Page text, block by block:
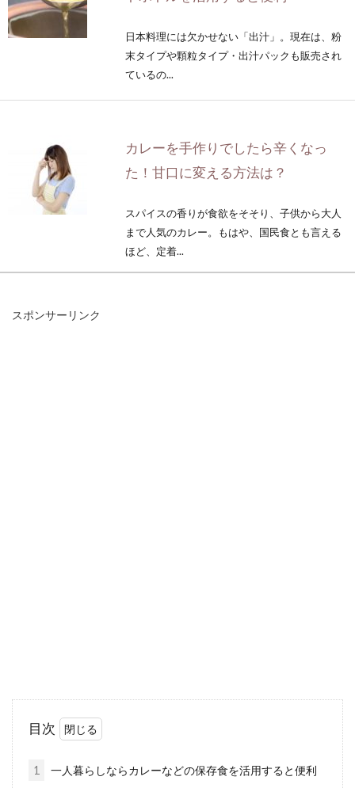
日本料理には欠かせない「出汁」。現在は、粉
末タイプや顆粒タイプ・出汁パックも販売され
ているの...
カレーを手作りでしたら辛くなっ
た！甘口に変える方法は？
スパイスの香りが食欲をそそり、子供から大人
まで人気のカレー。もはや、国民食とも言える
ほど、定着...
すすめレシピをご紹介
ないでしょうか...
スポンサーリンク
目次
1 一人暮らしならカレーなどの保存食を活用すると便利